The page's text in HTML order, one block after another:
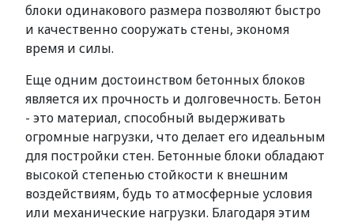
блоки одинакового размера позволяют быстро
и качественно сооружать стены, экономя
время и силы.
Еще одним достоинством бетонных блоков
является их прочность и долговечность. Бетон
- это материал, способный выдерживать
огромные нагрузки, что делает его идеальным
для постройки стен. Бетонные блоки обладают
высокой степенью стойкости к внешним
воздействиям, будь то атмосферные условия
или механические нагрузки. Благодаря этим